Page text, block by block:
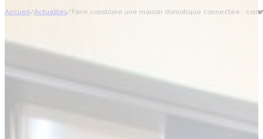
Accueil/Actualités/Faire construire une maison domotique connectée :